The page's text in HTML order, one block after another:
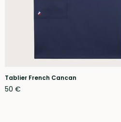
Tablier French Cancan
50 €